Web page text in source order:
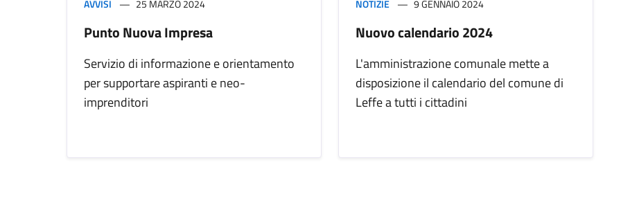
AVVISI 25 MARZO 2024
Punto Nuova Impresa
Servizio di informazione e orientamento
per supportare aspiranti e neo-
imprenditori
NOTIZIE 9 GENNAIO 2024
Nuovo calendario 2024
L'amministrazione comunale mette a
disposizione il calendario del comune di
Leffe a tutti i cittadini